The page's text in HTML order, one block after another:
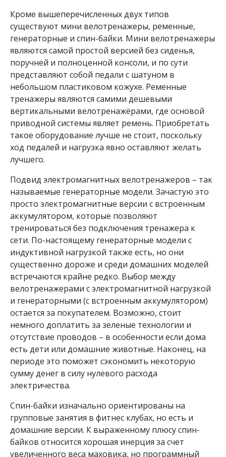
Кроме вышеперечисленных двух типов
существуют мини велотренажеры, ременные,
генераторные и спин-байки. Мини велотренажеры
являются самой простой версией без сиденья,
поручней и полноценной консоли, и по сути
представляют собой педали с шатуном в
небольшом пластиковом кожухе. Ременные
тренажеры являются самими дешевыми
вертикальными велотренажёрами, где основой
приводной системы являет ремень. Приобретать
такое оборудование лучше не стоит, поскольку
ход педалей и нагрузка явно оставляют желать
лучшего.
Подвид электромагнитных велотренажеров – так
называемые генераторные модели. Зачастую это
просто электромагнитные версии с встроенным
аккумулятором, которые позволяют
тренироваться без подключения тренажера к
сети. По-настоящему генераторные модели с
индуктивной нагрузкой также есть, но они
существенно дороже и среди домашних моделей
встречаются крайне редко. Выбор между
велотренажерами с электромагнитной нагрузкой
и генераторными (с встроенным аккумулятором)
остается за покупателем. Возможно, стоит
немного доплатить за зеленые технологии и
отсутствие проводов – в особенности если дома
есть дети или домашние животные. Наконец, на
периоде это поможет сэкономить некоторую
сумму денег в силу нулевого расхода
электричества.
Спин-байки изначально ориентированы на
групповые занятия в фитнес клубах, но есть и
домашние версии. К выраженному плюсу спин-
байков относится хорошая инерция за счет
увеличенного веса маховика, но программный